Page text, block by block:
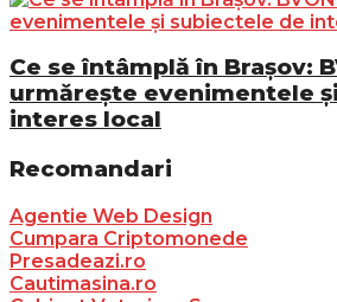
Ce se întâmplă în Brașov:
urmărește evenimentele
interes local
Recomandari
Agentie Web Design
Cumpara Criptomonede
Presadeazi.ro
Cautimasina.ro